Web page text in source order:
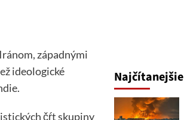
západnými
ideologické
čŕt skupiny
Najčítanejšie